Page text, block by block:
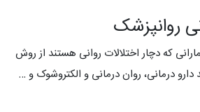
روانپزشک
که دچار اختلالات روانی هستند از روش
درمانی، روان درمانی و الکتروشوک و …